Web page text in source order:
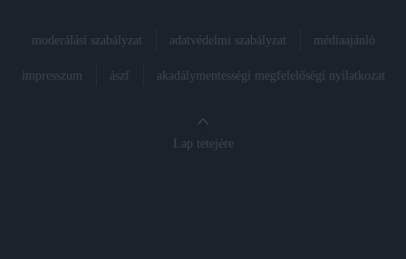
moderálási szabályzat adatvédelmi szabályzat médiaajánló
impresszum ászf akadálymentességi megfelelőségi nyilatkozat
Lap tetejére